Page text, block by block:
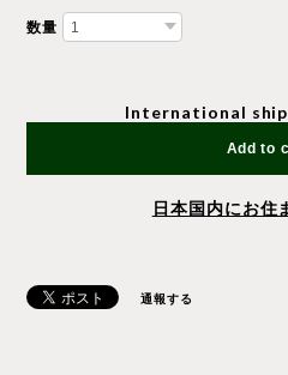
数量
International
Add to
日本国内にお住
通報する